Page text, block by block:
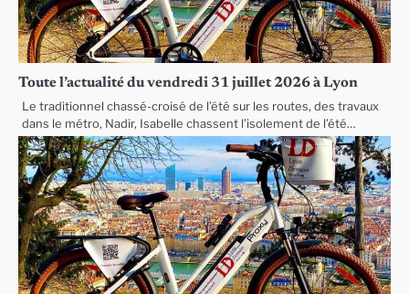
Toute l’actualité du vendredi 31 juillet 2026 à Lyon
Le traditionnel chassé-croisé de l’été sur les routes, des travaux
dans le métro, Nadir, Isabelle chassent l’isolement de l’été…